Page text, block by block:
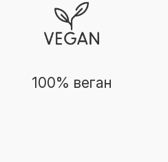
100% веган